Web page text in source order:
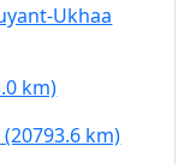
Ukhaa
km)
km)